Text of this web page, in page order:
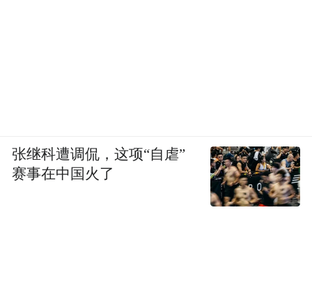
张继科遭调侃，这项“自虐”
赛事在中国火了